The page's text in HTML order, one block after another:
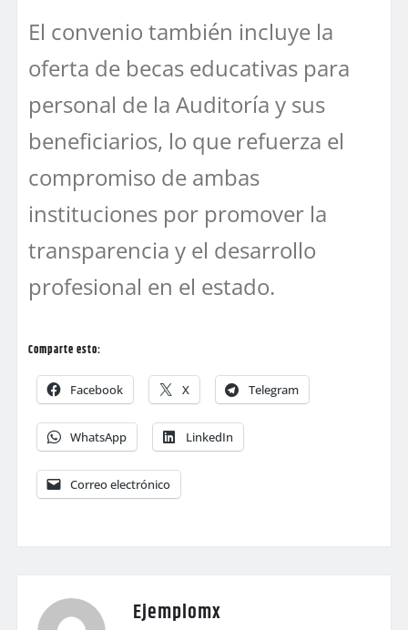
El convenio también incluye la
oferta de becas educativas para
personal de la Auditoría y sus
beneficiarios, lo que refuerza el
compromiso de ambas
instituciones por promover la
transparencia y el desarrollo
profesional en el estado.
Comparte esto:
Facebook X Telegram
WhatsApp LinkedIn
Correo electrónico
Ejemplomx